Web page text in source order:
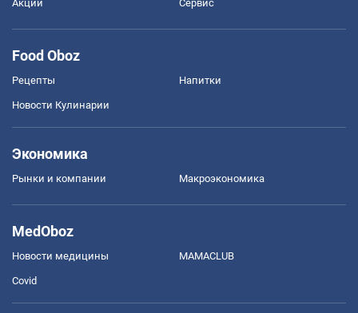
Акции Сервис
Food Oboz
Рецепты Напитки
Новости Кулинарии
Экономика
Рынки и компании Mакроэкономика
MedOboz
Новости медицины MAMACLUB
Covid